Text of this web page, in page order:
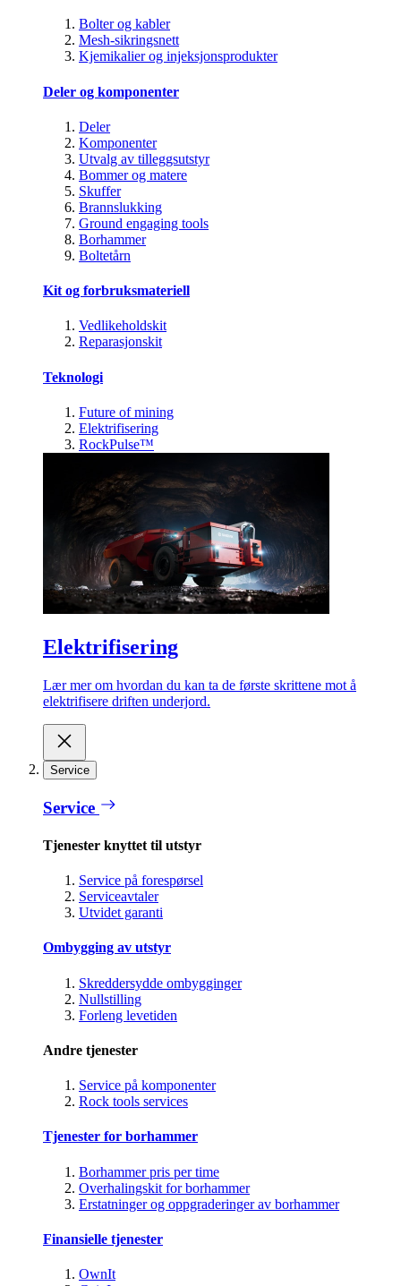
Bolter og kabler
Mesh-sikringsnett
Kjemikalier og injeksjonsprodukter
Deler og komponenter
Deler
Komponenter
Utvalg av tilleggsutstyr
Bommer og matere
Skuffer
Brannslukking
Ground engaging tools
Borhammer
Boltetårn
Kit og forbruksmateriell
Vedlikeholdskit
Reparasjonskit
Teknologi
Future of mining
Elektrifisering
RockPulse™
Elektrifisering
Lær mer om hvordan du kan ta de første skrittene mot å
elektrifisere driften underjord.
Service
Service
Tjenester knyttet til utstyr
Service på forespørsel
Serviceavtaler
Utvidet garanti
Ombygging av utstyr
Skreddersydde ombygginger
Nullstilling
Forleng levetiden
Andre tjenester
Service på komponenter
Rock tools services
Tjenester for borhammer
Borhammer pris per time
Overhalingskit for borhammer
Erstatninger og oppgraderinger av borhammer
Finansielle tjenester
OwnIt